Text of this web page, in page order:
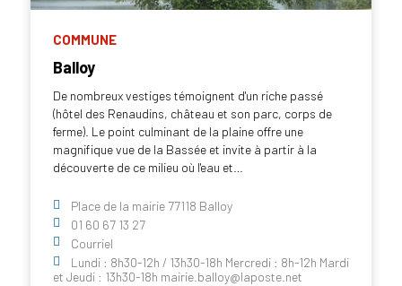
COMMUNE
Balloy
De nombreux vestiges témoignent d'un riche passé
(hôtel des Renaudins, château et son parc, corps de
ferme). Le point culminant de la plaine offre une
magnifique vue de la Bassée et invite à partir à la
découverte de ce milieu où l'eau et…
Place de la mairie 77118 Balloy
01 60 67 13 27
Courriel
Lundi : 8h30-12h / 13h30-18h Mercredi : 8h-12h Mardi
et Jeudi : 13h30-18h mairie.balloy@laposte.net